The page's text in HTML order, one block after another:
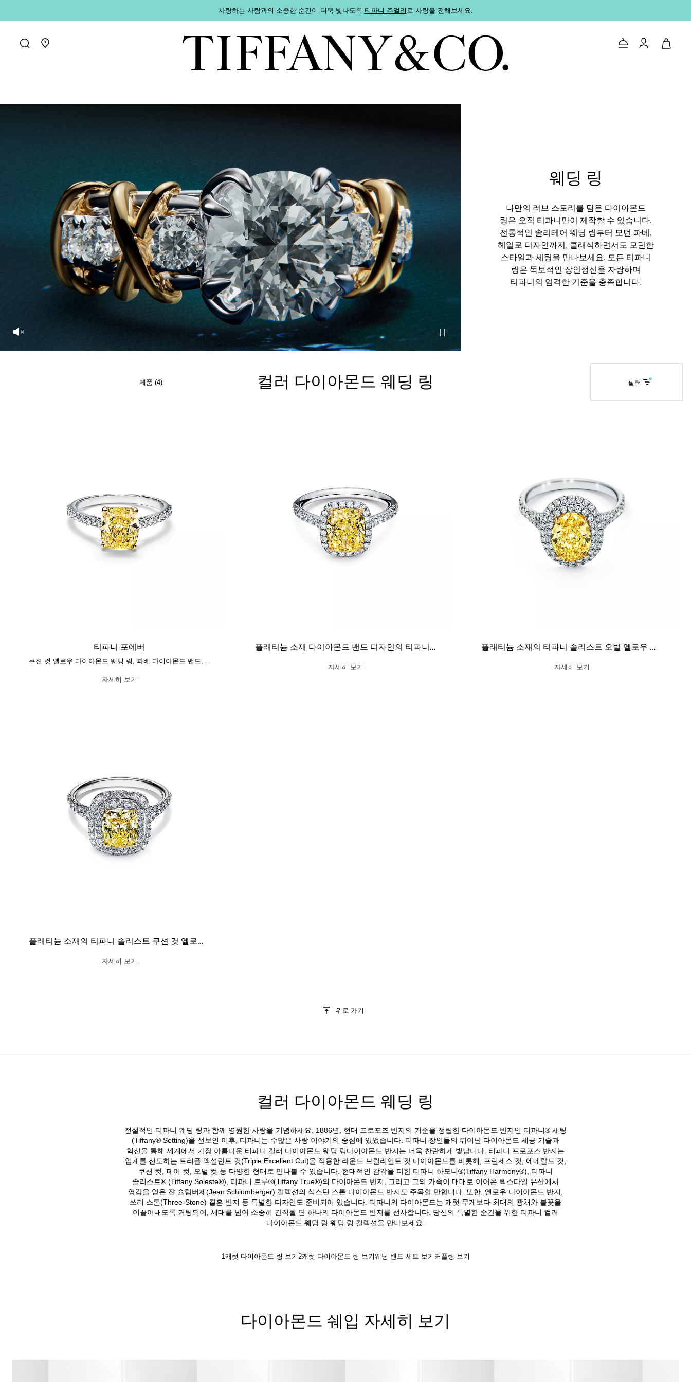
사랑하는 사람과의 소중한 순간이 더욱 빛나도록 티파니 주얼리로 사랑을 전해보세요.
매장 찾기로 가기 문의하기로그인
티파니 식스틴 스톤 티파니™ 세팅 티파니 트루™ 티파니 포에버 티파니 솔리스트™ 완벽한 웨딩 링 선택하기
티파니 다이아몬드 전문가와의상담을 예약하거나티파니 다이아몬드 가이드를 확인해보세요
웨딩 링
나만의 러브 스토리를 담은 다이아몬드
링은 오직 티파니만이 제작할 수 있습니다.
전통적인 솔리테어 웨딩 링부터 모던 파베,
헤일로 디자인까지, 클래식하면서도 모던한
스타일과 세팅을 만나보세요. 모든 티파니
링은 독보적인 장인정신을 자랑하며
티파니의 엄격한 기준을 충족합니다.
제품 (4) 컬러 다이아몬드 웨딩 링 필터
티파니 포에버
쿠션 컷 옐로우 다이아몬드 웨딩 링, 파베 다이아몬드 밴드, 플래티늄
자세히 보기
플래티늄 소재 다이아몬드 밴드 디자인의 티파니 솔리스트 쿠션 컷 더블 헤일로 웨딩 링
자세히 보기
플래티늄 소재의 티파니 솔리스트 오벌 옐로우 다이아몬드 더블 헤일로 웨딩 링
자세히 보기
플래티늄 소재의 티파니 솔리스트 쿠션 컷 옐로우 다이아몬드 헤일로 웨딩 링
자세히 보기
위로 가기
컬러 다이아몬드 웨딩 링
전설적인 티파니 웨딩 링과 함께 영원한 사랑을 기념하세요. 1886년, 현대 프로포즈 반지의 기준을 정립한 다이아몬드 반지인 티파니® 세팅
(Tiffany® Setting)을 선보인 이후, 티파니는 수많은 사랑 이야기의 중심에 있었습니다. 티파니 장인들의 뛰어난 다이아몬드 세공 기술과
혁신을 통해 세계에서 가장 아름다운 티파니 컬러 다이아몬드 웨딩 링다이아몬드 반지는 더욱 찬란하게 빛납니다. 티파니 프로포즈 반지는
업계를 선도하는 트리플 엑설런트 컷(Triple Excellent Cut)을 적용한 라운드 브릴리언트 컷 다이아몬드를 비롯해, 프린세스 컷, 에메랄드 컷,
쿠션 컷, 페어 컷, 오벌 컷 등 다양한 형태로 만나볼 수 있습니다. 현대적인 감각을 더한 티파니 하모니®(Tiffany Harmony®), 티파니
솔리스트® (Tiffany Soleste®), 티파니 트루®(Tiffany True®)의 다이아몬드 반지, 그리고 그의 가족이 대대로 이어온 텍스타일 유산에서
영감을 얻은 쟌 슐럼버제(Jean Schlumberger) 컬렉션의 식스틴 스톤 다이아몬드 반지도 주목할 만합니다. 또한, 옐로우 다이아몬드 반지,
쓰리 스톤(Three-Stone) 결혼 반지 등 특별한 디자인도 준비되어 있습니다. 티파니의 다이아몬드는 캐럿 무게보다 최대의 광채와 불꽃을
이끌어내도록 커팅되어, 세대를 넘어 소중히 간직될 단 하나의 다이아몬드 반지를 선사합니다. 당신의 특별한 순간을 위한 티파니 컬러
다이아몬드 웨딩 링 웨딩 링 컬렉션을 만나보세요.
1캐럿 다이아몬드 링 보기2캐럿 다이아몬드 링 보기웨딩 밴드 세트 보기커플링 보기
다이아몬드 쉐입 자세히 보기